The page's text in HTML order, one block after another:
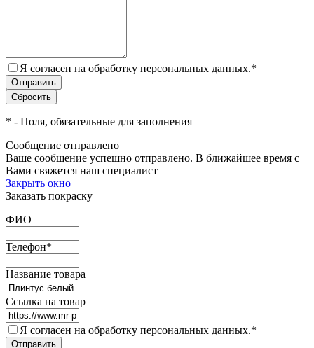
Я согласен на обработку персональных данных.*
* - Поля, обязательные для заполнения
Сообщение отправлено
Ваше сообщение успешно отправлено. В ближайшее время с
Вами свяжется наш специалист
Закрыть окно
Заказать покраску
ФИО
Телефон*
Название товара
Ссылка на товар
Я согласен на обработку персональных данных.*